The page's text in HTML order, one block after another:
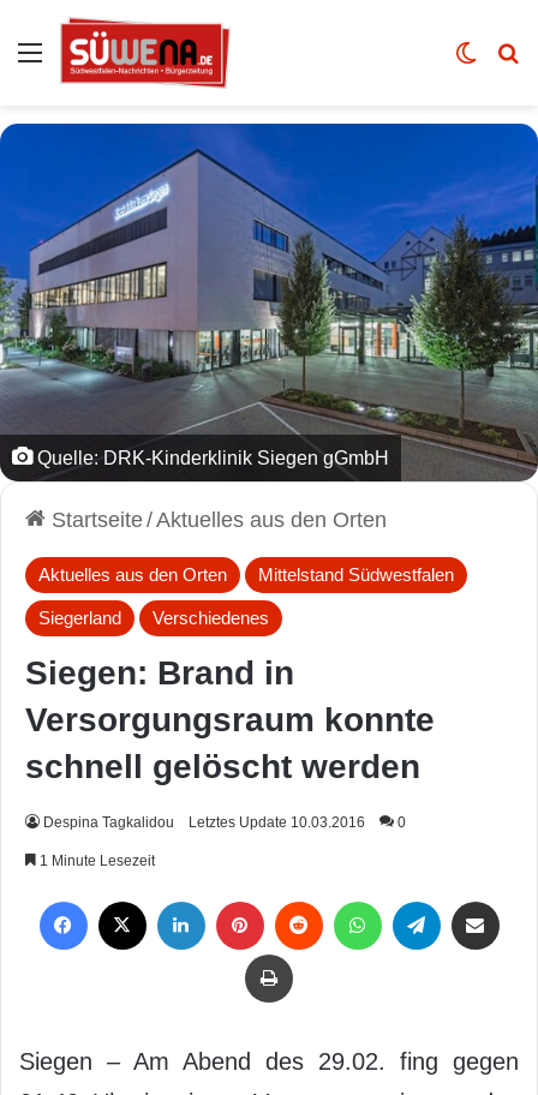
Auswahl Skin
Quelle: DRK-Kinderklinik Siegen gGmbH
Startseite/Aktuelles aus den Orten
Aktuelles aus den Orten Mittelstand Südwestfalen
Siegerland Verschiedenes
Siegen: Brand in
Versorgungsraum konnte
schnell gelöscht werden
Despina Tagkalidou Letztes Update 10.03.2016 0
1 Minute Lesezeit
Drucken
Siegen – Am Abend des 29.02. fing gegen